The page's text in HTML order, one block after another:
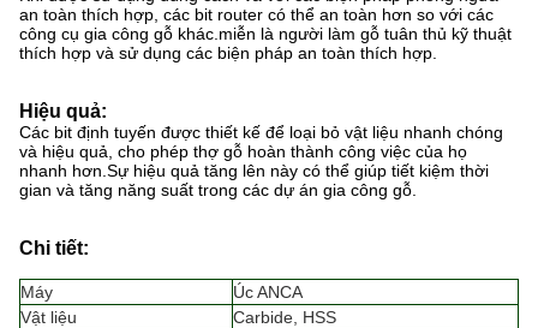
an toàn thích hợp, các bit router có thể an toàn hơn so với các
công cụ gia công gỗ khác.miễn là người làm gỗ tuân thủ kỹ thuật
thích hợp và sử dụng các biện pháp an toàn thích hợp.
Hiệu quả:
Các bit định tuyến được thiết kế để loại bỏ vật liệu nhanh chóng
và hiệu quả, cho phép thợ gỗ hoàn thành công việc của họ
nhanh hơn.Sự hiệu quả tăng lên này có thể giúp tiết kiệm thời
gian và tăng năng suất trong các dự án gia công gỗ.
Chi tiết:
Máy
Úc ANCA
Vật liệu
Carbide, HSS